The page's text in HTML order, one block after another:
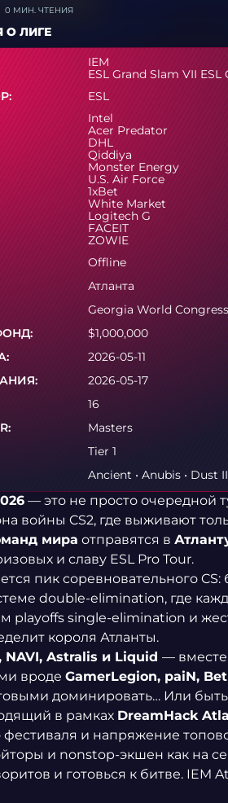
0 МИН. ЧТЕНИЯ
ЛИГЕ
IEM
ESL Grand Slam VII ESL
ESL
Intel
Acer Predator
DHL
Qiddiya
Monster Energy
U.S. Air Force
1xBet
White Market
Logitech G
FACEIT
ZOWIE
Offline
Атланта
Georgia World
$1,000,000
2026-05-11
2026-05-17
16
Masters
Tier 1
Ancient • Anubis • Dust
— это не просто очередной
войны CS2, где выживают
мира отправятся в
и славу ESL Pro Tour.
пик соревновательного
double-elimination, где
playoffs single-elimination и
короля Атланты.
NAVI, Astralis и Liquid —
вроде GamerLegion, paiN,
доминировать… Или
в рамках DreamHack
и напряжение
и nonstop-экшен как на
и готовься к битве. IEM